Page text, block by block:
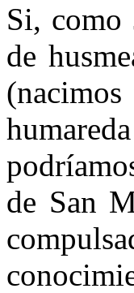
Si, como
de
de San